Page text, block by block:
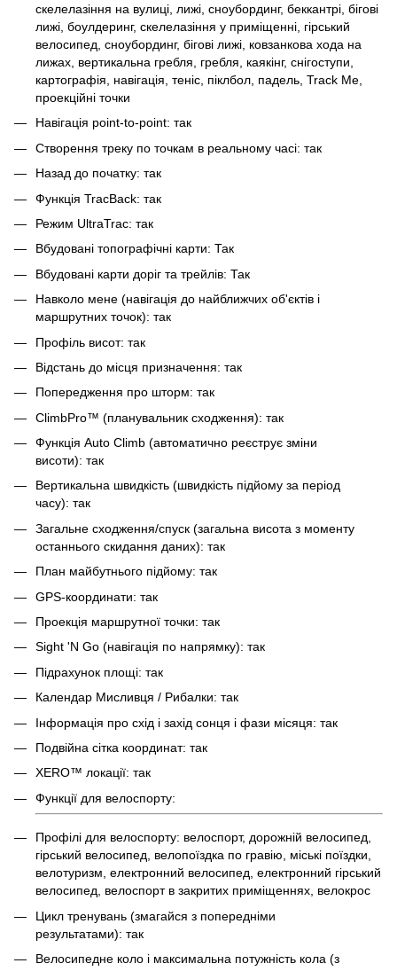
скелелазіння на вулиці, лижі, сноубординг, беккантрі, бігові
лижі, боулдеринг, скелелазіння у приміщенні, гірський
велосипед, сноубординг, бігові лижі, ковзанкова хода на
лижах, вертикальна гребля, гребля, каякінг, снігоступи,
картографія, навігація, теніс, піклбол, падель, Track Me,
проекційні точки
Навігація point-to-point: так
Створення треку по точкам в реальному часі: так
Назад до початку: так
Функція TracBack: так
Режим UltraTrac: так
Вбудовані топографічні карти: Так
Вбудовані карти доріг та трейлів: Так
Навколо мене (навігація до найближчих об'єктів і
маршрутних точок): так
Профіль висот: так
Відстань до місця призначення: так
Попередження про шторм: так
ClimbPro™ (планувальник сходження): так
Функція Auto Climb (автоматично реєструє зміни
висоти): так
Вертикальна швидкість (швидкість підйому за період
часу): так
Загальне сходження/спуск (загальна висота з моменту
останнього скидання даних): так
План майбутнього підйому: так
GPS-координати: так
Проекція маршрутної точки: так
Sight 'N Go (навігація по напрямку): так
Підрахунок площі: так
Календар Мисливця / Рибалки: так
Інформація про схід і захід сонця і фази місяця: так
Подвійна сітка координат: так
XERO™ локації: так
Функції для велоспорту:
Профілі для велоспорту: велоспорт, дорожній велосипед,
гірський велосипед, велопоїздка по гравію, міські поїздки,
велотуризм, електронний велосипед, електронний гірський
велосипед, велоспорт в закритих приміщеннях, велокрос
Цикл тренувань (змагайся з попередніми
результатами): так
Велосипедне коло і максимальна потужність кола (з